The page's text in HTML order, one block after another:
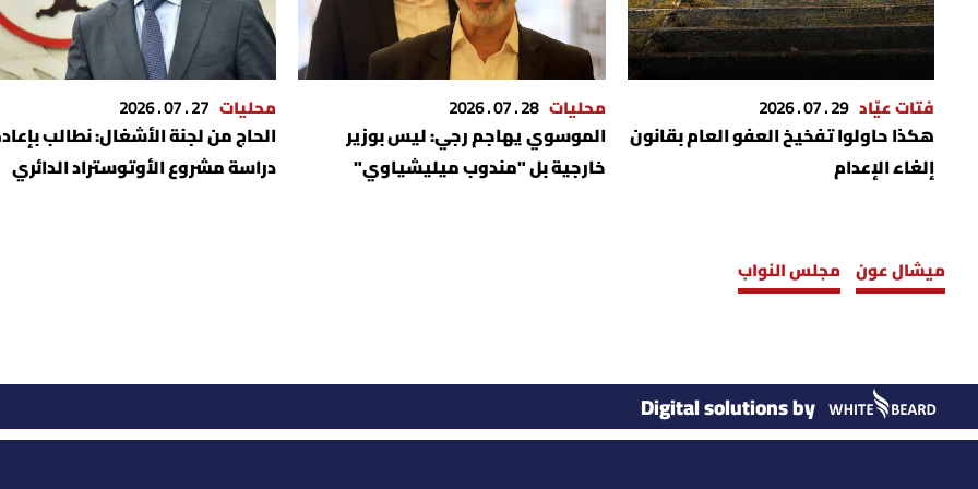
فتات عيّاد 29 . 07 . 2026
هكذا حاولوا تفخيخ العفو العام بقانون
إلغاء الإعدام
محليات 28 . 07 . 2026
الموسوي يهاجم رجي: ليس بوزير
خارجية بل "مندوب ميليشياوي"
محليات 27 . 07 . 2026
الحاج من لجنة الأشغال: نطالب
دراسة مشروع الأوتوستراد الدائري
ميشال عون مجلس النواب
Digital solutions by